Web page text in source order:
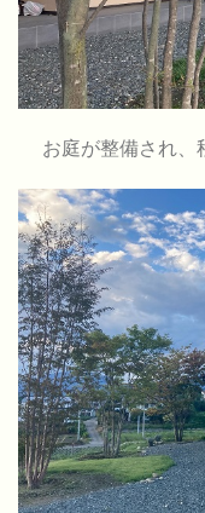
お庭が整備され、